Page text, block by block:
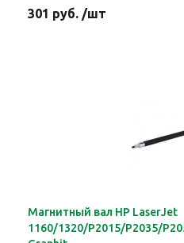
301 руб. /шт
Магнитный вал HP LaserJet
1160/1320/P2015/P2035/